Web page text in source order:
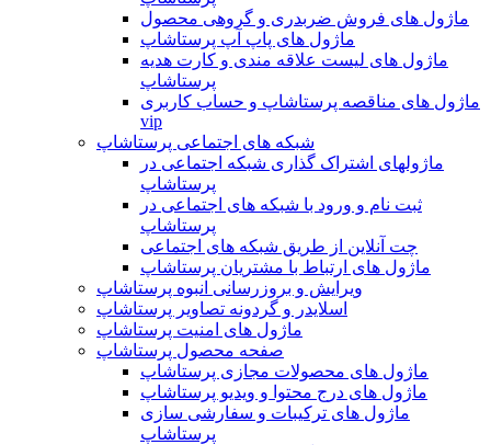
ماژول های فروش ضربدری و گروهی محصول
ماژول های پاپ آپ پرستاشاپ
ماژول های لیست علاقه مندی و کارت هدیه
پرستاشاپ
ماژول های مناقصه پرستاشاپ و حساب کاربری
vip
شبکه های اجتماعی پرستاشاپ
ماژولهای اشتراک‌ گذاری شبکه اجتماعی در
پرستاشاپ
ثبت نام و ورود با شبکه های اجتماعی در
پرستاشاپ
چت آنلاین از طریق شبکه های اجتماعی
ماژول های ارتباط با مشتریان پرستاشاپ
ویرایش و بروزرسانی انبوه پرستاشاپ
اسلایدر و گردونه تصاویر پرستاشاپ
ماژول های امنیت پرستاشاپ
صفحه محصول پرستاشاپ
ماژول های محصولات مجازی پرستاشاپ
ماژول های درج محتوا و ویدیو پرستاشاپ
ماژول های ترکیبات و سفارشی سازی
پرستاشاپ